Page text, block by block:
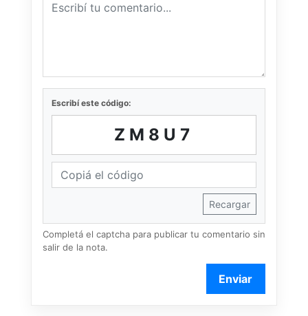
Escribí este código:
ZM8U7
Recargar
Completá el captcha para publicar tu comentario sin
salir de la nota.
Enviar